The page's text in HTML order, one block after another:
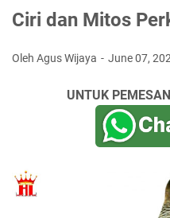
Ciri dan Mitos
Oleh Agus Wijaya June 07,
UNTUK